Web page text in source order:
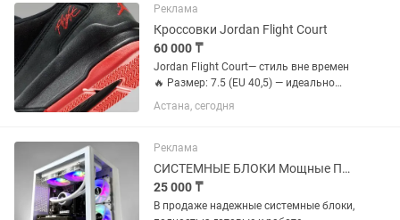
в любой интерьер — от минимализма
до...
Реклама
Кроссовки Jordan Flight Court
60 000 ₸
Jordan Flight Court— стиль вне времен
🔥 Размер: 7.5 (EU 40,5) — идеально
сидят на ногу 39-40. Гладкая кожа и
мягкая замша дают премиальный
текстильные вставки...
Астана, сегодня
Реклама
СИСТЕМНЫЕ БЛОКИ Мощные ПК для работы и ИГР
25 000 ₸
В продаже надежные системные блоки,